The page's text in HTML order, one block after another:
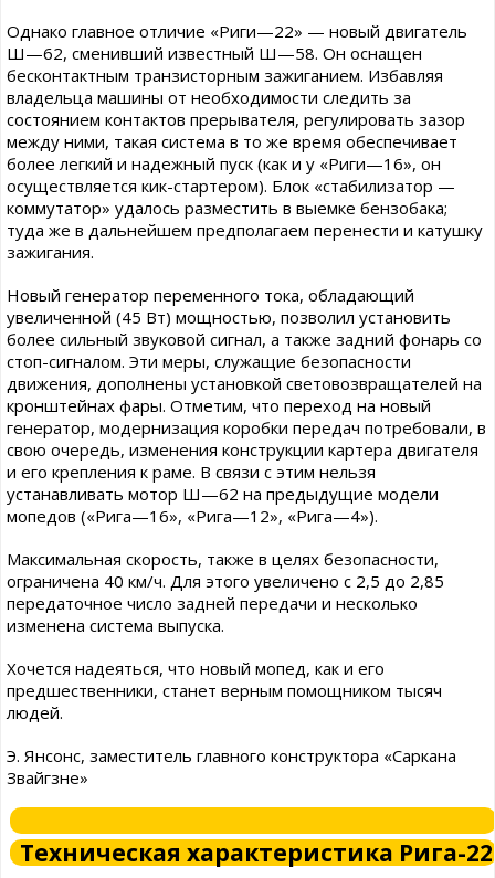
Однако главное отличие «Риги—22» — новый двигатель
Ш—62, сменивший известный Ш—58. Он оснащен
бесконтактным транзисторным зажиганием. Избавляя
владельца машины от необходимости следить за
состоянием контактов прерывателя, регулировать зазор
между ними, такая система в то же время обеспечивает
более легкий и надежный пуск (как и у «Риги—16», он
осуществляется кик-стартером). Блок «стабилизатор —
коммутатор» удалось разместить в выемке бензобака;
туда же в дальнейшем предполагаем перенести и катушку
зажигания.
Новый генератор переменного тока, обладающий
увеличенной (45 Вт) мощностью, позволил установить
более сильный звуковой сигнал, а также задний фонарь со
стоп-сигналом. Эти меры, служащие безопасности
движения, дополнены установкой световозвращателей на
кронштейнах фары. Отметим, что переход на новый
генератор, модернизация коробки передач потребовали, в
свою очередь, изменения конструкции картера двигателя
и его крепления к раме. В связи с этим нельзя
устанавливать мотор Ш—62 на предыдущие модели
мопедов («Рига—16», «Рига—12», «Рига—4»).
Максимальная скорость, также в целях безопасности,
ограничена 40 км/ч. Для этого увеличено с 2,5 до 2,85
передаточное число задней передачи и несколько
изменена система выпуска.
Хочется надеяться, что новый мопед, как и его
предшественники, станет верным помощником тысяч
людей.
Э. Янсонс, заместитель главного конструктора «Саркана
Звайгзне»
Техническая характеристика Рига-22